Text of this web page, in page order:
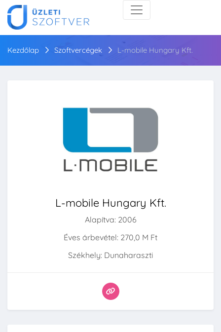
Kezdőlap Szoftvercégek L-mobile Hungary Kft.
L-mobile Hungary Kft.
Alapítva: 2006
Éves árbevétel: 270,0 M Ft
Székhely: Dunaharaszti